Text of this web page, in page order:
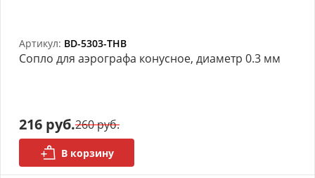
Артикул: BD-5303-THB
Сопло для аэрографа конусное, диаметр 0.3 мм
216 руб.260 руб.
В корзину